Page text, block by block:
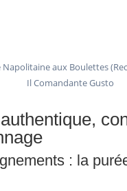
Napolitaine aux Boulettes
Il Comandante Gusto
: la